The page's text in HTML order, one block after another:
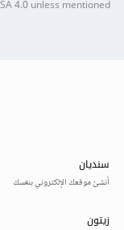
4.0unless mentioned